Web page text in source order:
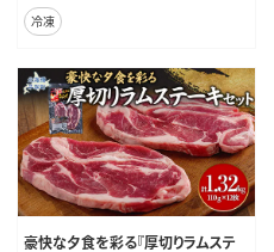
冷凍
豪快な夕食を彩る『厚切りラムステ